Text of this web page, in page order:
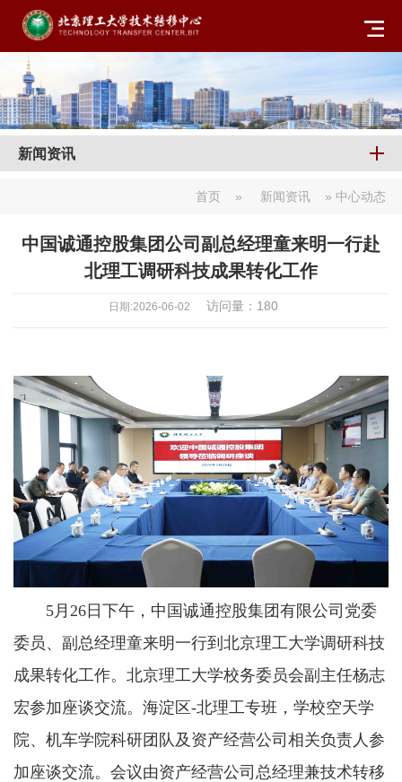
新闻资讯
首页 » 新闻资讯 » 中心动态
中国诚通控股集团公司副总经理童来明一行赴
北理工调研科技成果转化工作
日期:2026-06-02 访问量： 180
5月26日下午，中国诚通控股集团有限公司党委
委员、副总经理童来明一行到北京理工大学调研科技
成果转化工作。北京理工大学校务委员会副主任杨志
宏参加座谈交流。海淀区-北理工专班，学校空天学
院、机车学院科研团队及资产经营公司相关负责人参
加座谈交流。会议由资产经营公司总经理兼技术转移